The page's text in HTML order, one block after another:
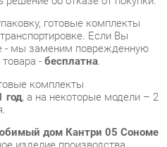
комплекты
, а на некоторые модели – 2
дом Кантри 05 Сономе
изделие производства
современному
вашим приобретением, и
об опыте его
сориентироваться нашим